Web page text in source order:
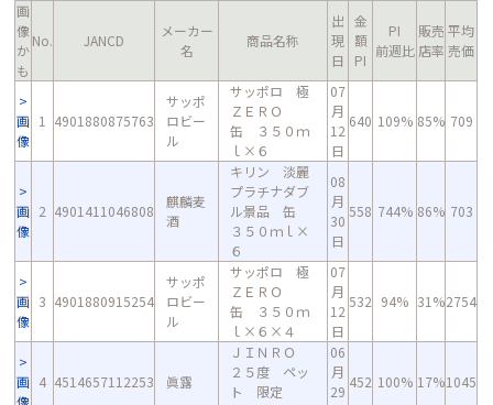
画
像
か
も
No. JANCD
メーカー
名
商品名称
出
現
日
金
額
PI
PI
前週比
販売
店率
平均
売価
画
像
1 4901880875763
サッポ
ロビー
ル
サッポロ 極
ＺＥＲＯ
缶 ３５０ｍ
ｌ×６
07
月
12
日
640 109% 85% 709
画
像
2 4901411046808
麒麟麦
酒
キリン 淡麗
プラチナダブ
ル景品 缶
３５０ｍｌ×
６
08
月
30
日
558 744% 86% 703
画
像
3 4901880915254
サッポ
ロビー
ル
サッポロ 極
ＺＥＲＯ
缶 ３５０ｍ
ｌ×６×４
07
月
12
日
532 94% 31%2754
画
像
4 4514657112253 眞露
ＪＩＮＲＯ
２５度 ペッ
ト 限定
06
月
29
452 100% 17%1045